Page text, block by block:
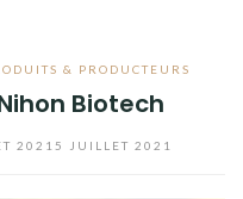
& PRODUCTEURS
Biotech
2021 5 JUILLET 2021